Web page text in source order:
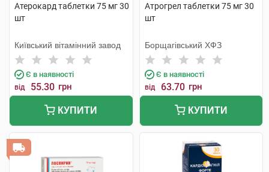
Атерокард таблетки 75 мг 30
шт
Київський вітамінний завод
Є в наявності
від 55.30 грн
КУПИТИ
Атрогрел таблетки 75 мг 30
шт
Борщагівський ХФЗ
Є в наявності
від 63.70 грн
КУПИТИ